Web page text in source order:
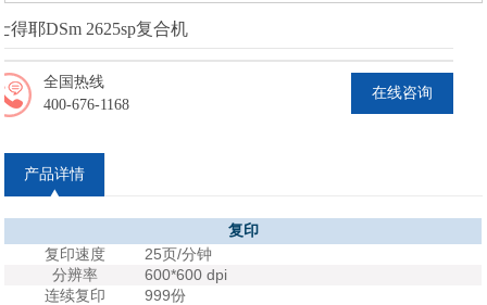
得耶DSm 2625sp复合机
在线咨询
全国热线
400-676-1168
产品详情
复印
复印速度
25页/分钟
分辨率
600*600 dpi
连续复印
999份